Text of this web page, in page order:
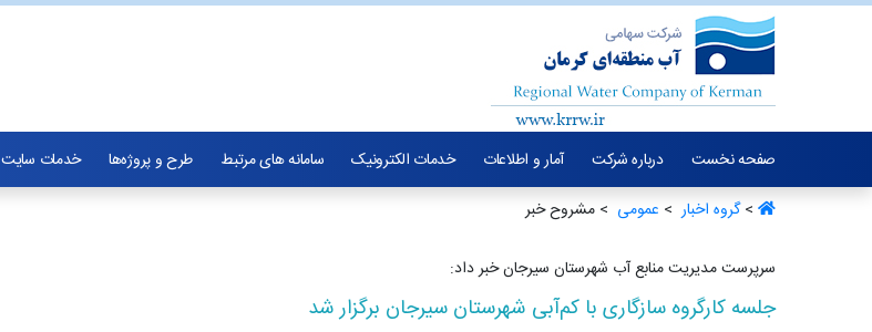
صفحه نخست درباره شرکت آمار و اطلاعات خدمات الکترونیک سامانه های مرتبط طرح و پروژه‌ها خدمات سایت
>گروه اخبار ‏ > عمومی ‏ > مشروح خبر
سرپرست مدیریت منابع آب شهرستان سیرجان خبر داد:
جلسه کارگروه سازگاری با کم‌آبی شهرستان سیرجان برگزار شد